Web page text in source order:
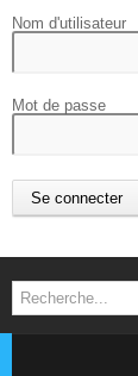
Nom d'utilisateur
Mot de passe